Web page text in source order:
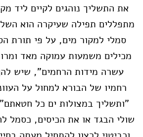
את התשליך נוהגים לקיים ליד
מתפללים תפילה שעיקרה הוא
סמלי למקור מים, על פי תורת
מכילים משמעות עמוקה מאד
עשרה מידות הרחמים", שיש
רחמיו של הבורא למחול על
"ותשליך במצולות ים כל
שולי הבגד או את הכיסים, כסמל